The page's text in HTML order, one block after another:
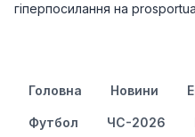
гіперпосилання на
Головна Новини
Футбол ЧС-2026